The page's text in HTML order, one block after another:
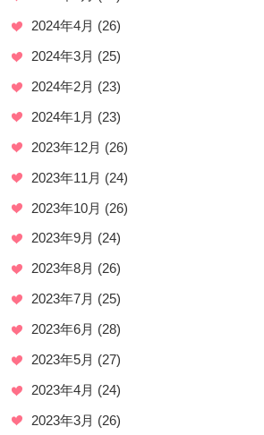
2024年4月 (26)
2024年3月 (25)
2024年2月 (23)
2024年1月 (23)
2023年12月 (26)
2023年11月 (24)
2023年10月 (26)
2023年9月 (24)
2023年8月 (26)
2023年7月 (25)
2023年6月 (28)
2023年5月 (27)
2023年4月 (24)
2023年3月 (26)